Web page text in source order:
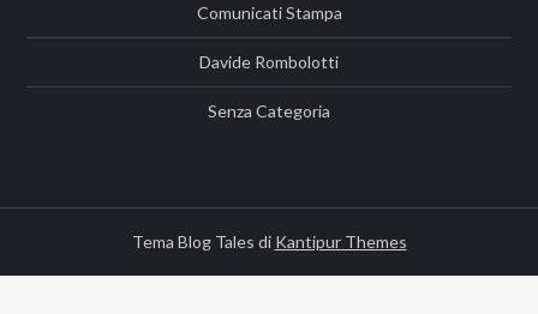
Comunicati Stampa
Davide Rombolotti
Senza Categoria
Tema Blog Tales di Kantipur Themes